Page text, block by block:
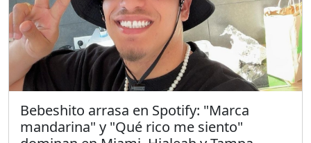
Bebeshito arrasa en Spotify: "Marca
mandarina" y "Qué rico me siento"